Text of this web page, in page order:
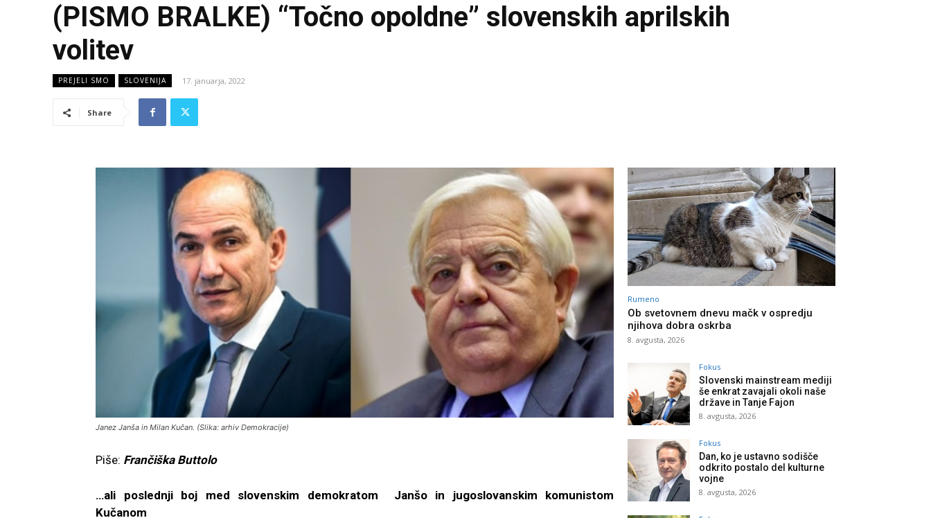
(PISMO BRALKE) “Točno opoldne” slovenskih aprilskih
volitev
PREJELI SMO SLOVENIJA 17. januarja, 2022
Share
Janez Janša in Milan Kučan. (Slika: arhiv Demokracije)
Piše: Frančiška Buttolo
…ali poslednji boj med slovenskim demokratom Janšo in jugoslovanskim komunistom
Kučanom
Rumeno
Ob svetovnem dnevu mačk v ospredju
njihova dobra oskrba
8. avgusta, 2026
Fokus
Slovenski mainstream mediji
še enkrat zavajali okoli naše
države in Tanje Fajon
8. avgusta, 2026
Fokus
Dan, ko je ustavno sodišče
odkrito postalo del kulturne
vojne
8. avgusta, 2026